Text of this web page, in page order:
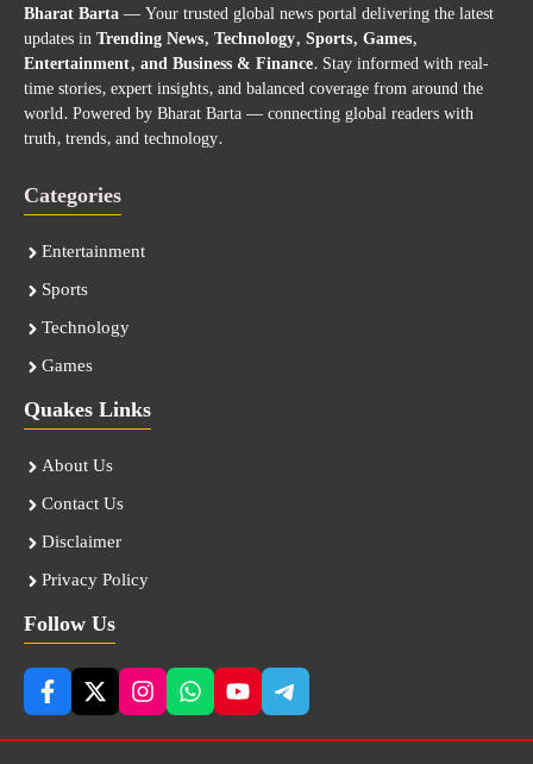
Bharat Barta— Your trusted global news portal delivering the latest
updates inTrending News, Technology, Sports, Games,
Entertainment, and Business & Finance. Stay informed with real-
time stories, expert insights, and balanced coverage from around the
world. Powered by Bharat Barta — connecting global readers with
truth, trends, and technology.
Categories
Entertainment
Sports
Technology
Games
Quakes Links
About Us
Contact Us
Disclaimer
Privacy Policy
Follow Us